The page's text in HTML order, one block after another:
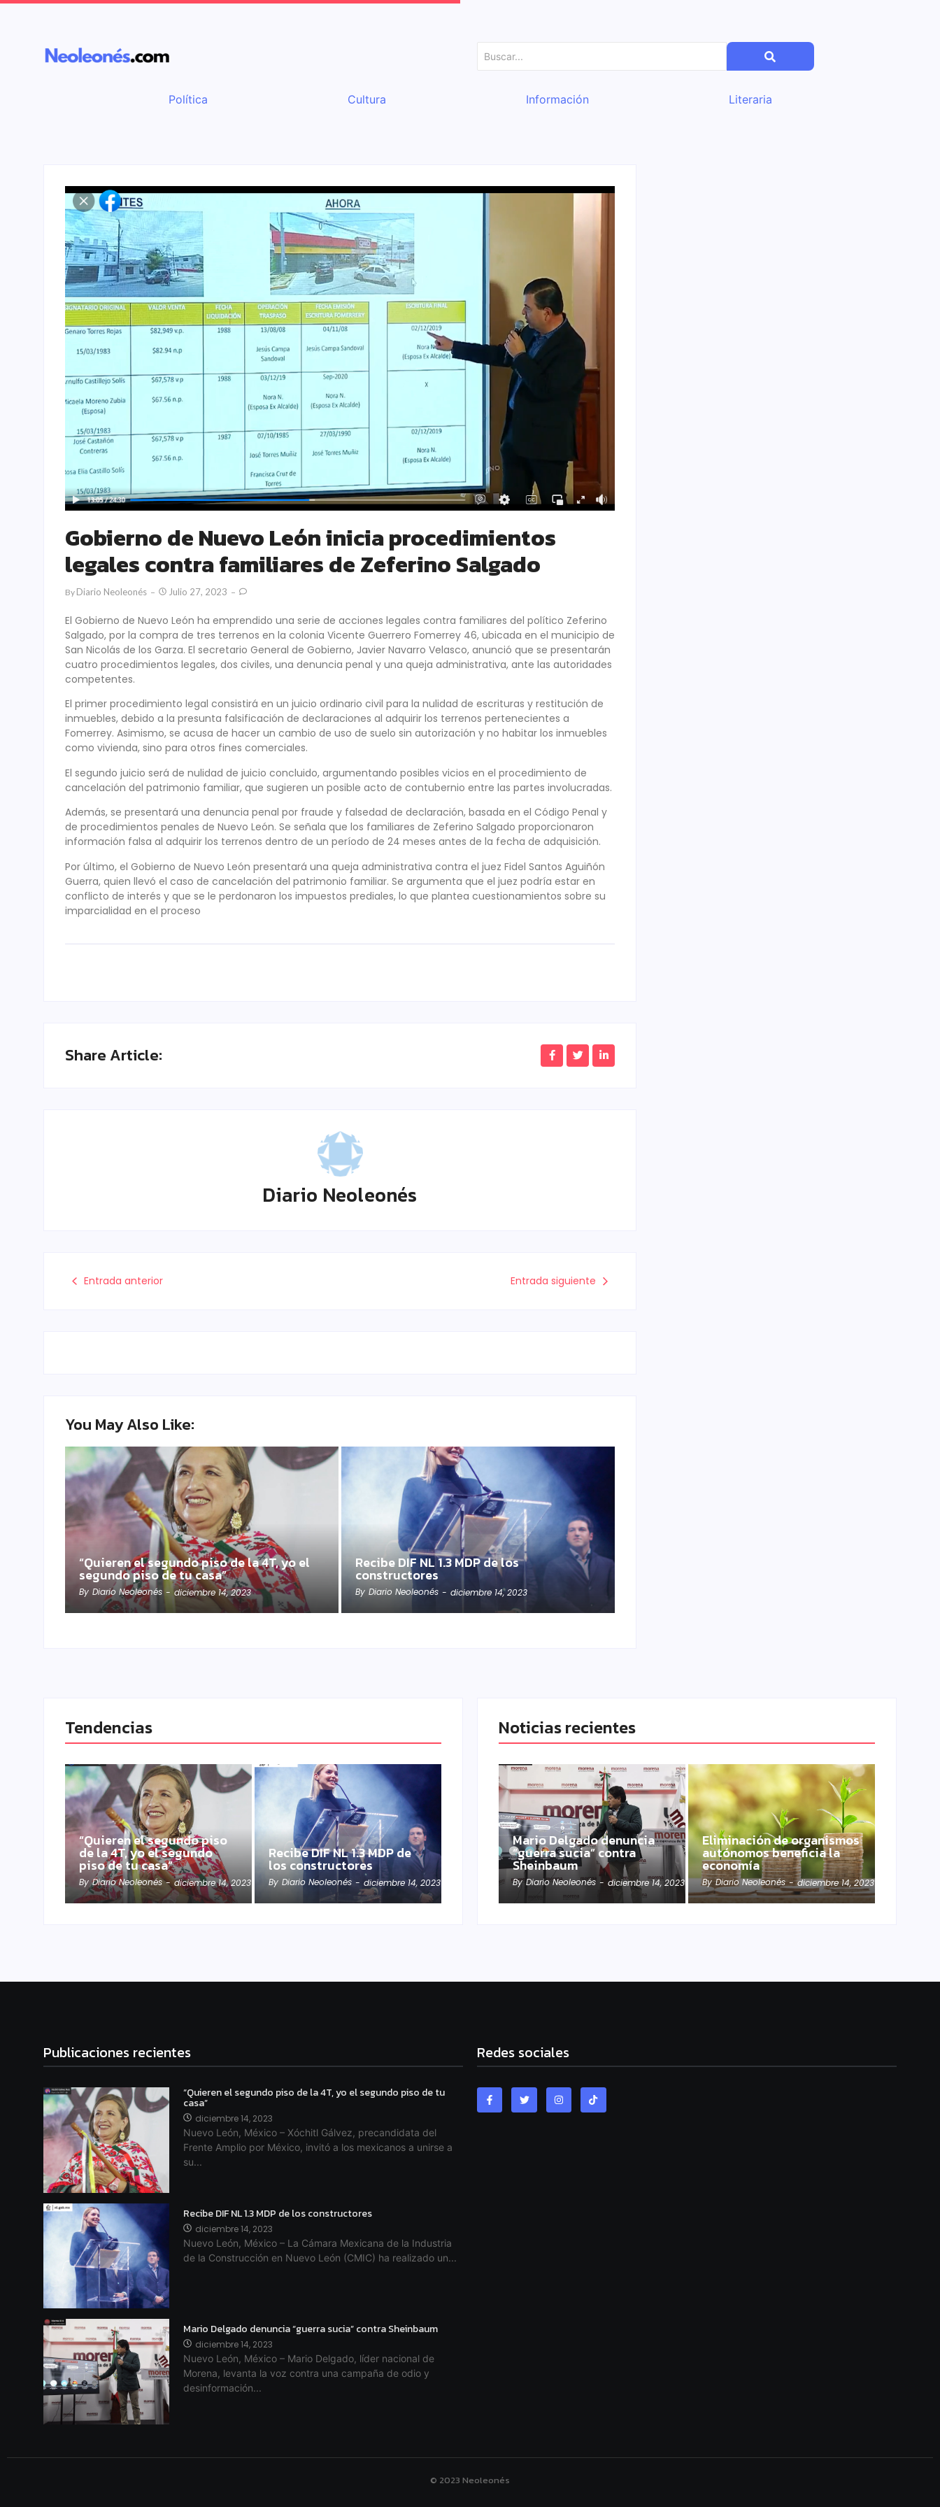
Política Cultura Información Literaria
Gobierno de Nuevo León inicia procedimientos
legales contra familiares de Zeferino Salgado
By Diario Neoleonés Julio 27, 2023
El Gobierno de Nuevo León ha emprendido una serie de acciones legales contra familiares del político Zeferino
Salgado, por la compra de tres terrenos en la colonia Vicente Guerrero Fomerrey 46, ubicada en el municipio de
San Nicolás de los Garza. El secretario General de Gobierno, Javier Navarro Velasco, anunció que se presentarán
cuatro procedimientos legales, dos civiles, una denuncia penal y una queja administrativa, ante las autoridades
competentes.
El primer procedimiento legal consistirá en un juicio ordinario civil para la nulidad de escrituras y restitución de
inmuebles, debido a la presunta falsificación de declaraciones al adquirir los terrenos pertenecientes a
Fomerrey. Asimismo, se acusa de hacer un cambio de uso de suelo sin autorización y no habitar los inmuebles
como vivienda, sino para otros fines comerciales.
El segundo juicio será de nulidad de juicio concluido, argumentando posibles vicios en el procedimiento de
cancelación del patrimonio familiar, que sugieren un posible acto de contubernio entre las partes involucradas.
Además, se presentará una denuncia penal por fraude y falsedad de declaración, basada en el Código Penal y
de procedimientos penales de Nuevo León. Se señala que los familiares de Zeferino Salgado proporcionaron
información falsa al adquirir los terrenos dentro de un período de 24 meses antes de la fecha de adquisición.
Por último, el Gobierno de Nuevo León presentará una queja administrativa contra el juez Fidel Santos Aguiñón
Guerra, quien llevó el caso de cancelación del patrimonio familiar. Se argumenta que el juez podría estar en
conflicto de interés y que se le perdonaron los impuestos prediales, lo que plantea cuestionamientos sobre su
imparcialidad en el proceso
Share Article:
Diario Neoleonés
Entrada anterior Entrada siguiente
You May Also Like:
“Quieren el segundo piso de la 4T, yo el
segundo piso de tu casa”
By Diario Neoleonés - diciembre 14, 2023
Recibe DIF NL 1.3 MDP de los
constructores
By Diario Neoleonés - diciembre 14, 2023
Tendencias
“Quieren el segundo piso
de la 4T, yo el segundo
piso de tu casa”
By Diario Neoleonés - diciembre 14, 2023
Recibe DIF NL 1.3 MDP de
los constructores
By Diario Neoleonés - diciembre 14, 2023
Noticias recientes
Mario Delgado denuncia
“guerra sucia” contra
Sheinbaum
By Diario Neoleonés - diciembre 14, 2023
Eliminación de organismos
autónomos beneficia la
economía
By Diario Neoleonés - diciembre 14, 2023
Publicaciones recientes
“Quieren el segundo piso de la 4T, yo el segundo piso de tu
casa”
diciembre 14, 2023
Nuevo León, México – Xóchitl Gálvez, precandidata del
Frente Amplio por México, invitó a los mexicanos a unirse a
su...
Recibe DIF NL 1.3 MDP de los constructores
diciembre 14, 2023
Nuevo León, México – La Cámara Mexicana de la Industria
de la Construcción en Nuevo León (CMIC) ha realizado un...
Mario Delgado denuncia “guerra sucia” contra Sheinbaum
diciembre 14, 2023
Nuevo León, México – Mario Delgado, líder nacional de
Morena, levanta la voz contra una campaña de odio y
desinformación...
Redes sociales
© 2023 Neoleonés